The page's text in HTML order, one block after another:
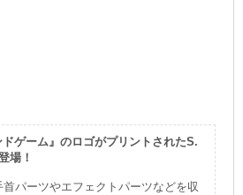
ドゲーム』のロゴがプリントされたS.
場！
パーツやエフェクトパーツなどを収